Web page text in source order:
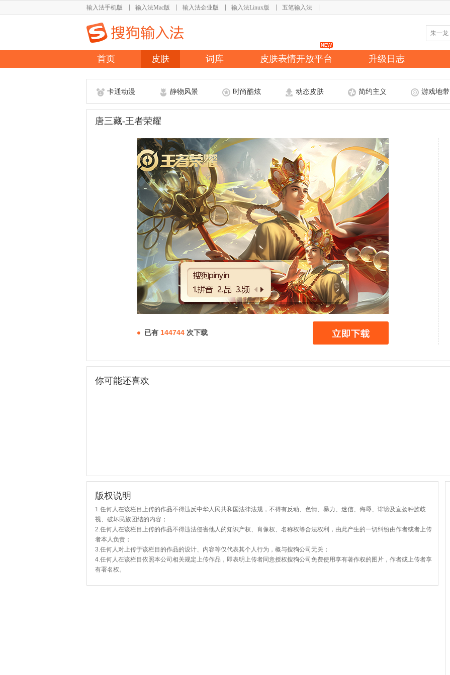
输入法手机版 输入法Mac版 输入法企业版 输入法Linux版 五笔输入法
首页 皮肤 词库 皮肤表情开放平台 升级日志
卡通动漫 静物风景 时尚酷炫 动态皮肤 简约主义 游戏地带
唐三藏-王者荣耀
已有 144744 次下载
你可能还喜欢
版权说明
1.任何人在该栏目上传的作品不得违反中华人民共和国法律法规，不得有反动、色情、暴力、迷信、侮辱、诽谤及宣扬种族歧
视、破坏民族团结的内容；
2.任何人在该栏目上传的作品不得违法侵害他人的知识产权、肖像权、名称权等合法权利，由此产生的一切纠纷由作者或者上传
者本人负责；
3.任何人对上传于该栏目的作品的设计、内容等仅代表其个人行为，概与搜狗公司无关；
4.任何人在该栏目依照本公司相关规定上传作品，即表明上传者同意授权搜狗公司免费使用享有著作权的图片，作者或上传者享
有署名权。